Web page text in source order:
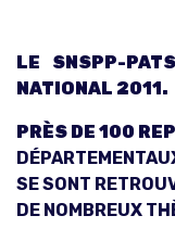
LE SNSPP-
NATIONAL 2011.
PRÈS DE 100
SE SONT
DE NOMBREUX